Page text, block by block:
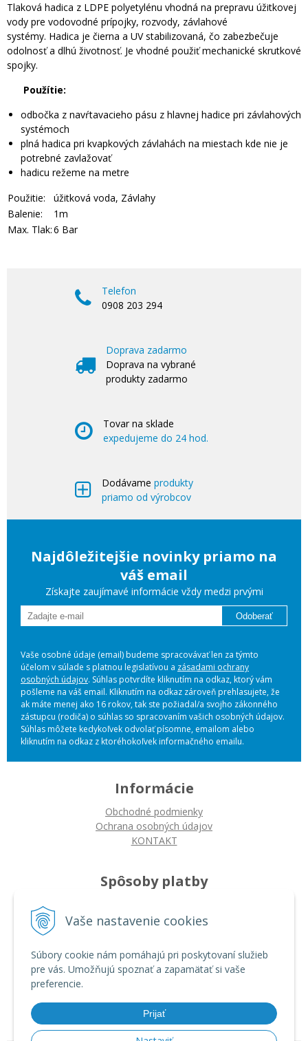
Vaše nastavenie cookies
Súbory cookie nám pomáhajú pri poskytovaní služieb
pre vás. Umožňujú spoznať a zapamätať si vaše
preferencie.
Prijať
Tlaková hadica z LDPE polyetylénu vhodná na prepravu úžitkovej
vody pre vodovodné prípojky, rozvody, závlahové
systémy. Hadica je čierna a UV stabilizovaná, čo zabezbečuje
odolnosť a dlhú životnosť. Je vhodné použiť mechanické skrutkové
spojky.
Použítie:
odbočka z navŕtavacieho pásu z hlavnej hadice pri závlahových
systémoch
plná hadica pri kvapkových závlahách na miestach kde nie je
potrebné zavlažovať
hadicu režeme na metre
Použitie:
úžitková voda, Závlahy
Balenie:
1m
Max. Tlak:6 Bar
Telefon
0908 203 294
Doprava zadarmo
Doprava na vybrané
produkty zadarmo
Tovar na sklade
expedujeme do 24 hod.
Dodávame produkty
priamo od výrobcov
Najdôležitejšie novinky priamo na
váš email
Získajte zaujímavé informácie vždy medzi prvými
Odoberať
Vaše osobné údaje (email) budeme spracovávať len za týmto
účelom v súlade s platnou legislatívou a zásadami ochrany
osobných údajov. Súhlas potvrdíte kliknutím na odkaz, ktorý vám
pošleme na váš email. Kliknutím na odkaz zároveň prehlasujete, že
ak máte menej ako 16 rokov, tak ste požiadal/a svojho zákonného
zástupcu (rodiča) o súhlas so spracovaním vašich osobných údajov.
Súhlas môžete kedykoľvek odvolať písomne, emailom alebo
kliknutím na odkaz z ktoréhokoľvek informačného emailu.
Informácie
Obchodné podmienky
Ochrana osobných údajov
KONTAKT
Spôsoby platby
Platba bankovým prevodom
Ako nakupovať
Autorizované servisy